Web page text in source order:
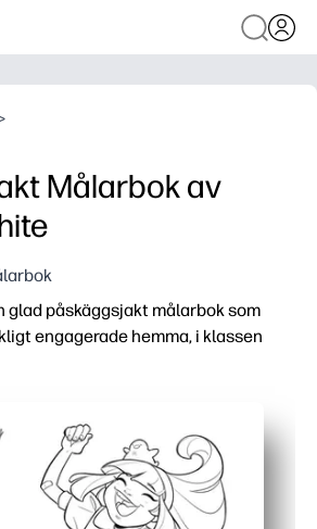
Målarbok av
glad påskäggsjakt målarbok som
engagerade hemma, i klassen
att skriva ut och gå - bara ladda ner,
kontroll och fokus när barn färgar
åldrar - djärva former passar små
var som helst - perfekt för center,